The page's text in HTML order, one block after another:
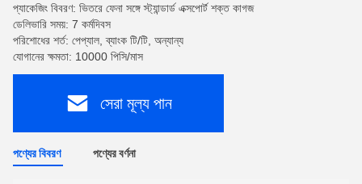
প্যাকেজিং বিবরণ: ভিতরে ফেনা সঙ্গে স্ট্যান্ডার্ড এক্সপোর্ট শক্ত কাগজ
ডেলিভারি সময়: 7 কর্মদিবস
পরিশোধের শর্ত: পেপ্যাল, ব্যাংক টি/টি, অন্যান্য
যোগানের ক্ষমতা: 10000 পিসি/মাস
সেরা মূল্য পান
পণ্যের বিবরণ পণ্যের বর্ণনা